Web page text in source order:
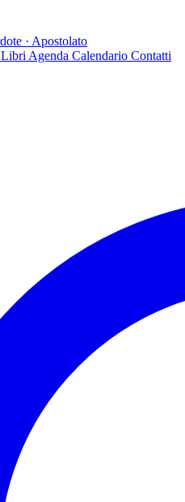
· Apostolato
Libri Agenda Calendario Contatti